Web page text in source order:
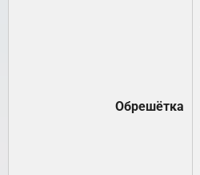
Обрешётка